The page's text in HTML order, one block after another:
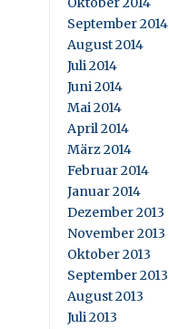
September 2014
August 2014
Juli 2014
Juni 2014
Mai 2014
April 2014
März 2014
Februar 2014
Januar 2014
Dezember 2013
November 2013
Oktober 2013
September 2013
August 2013
Juli 2013